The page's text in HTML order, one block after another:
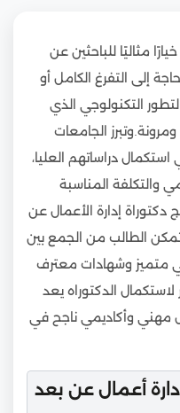
خيارًا مثاليًا للباحثين عن
إلى التفرغ الكامل أو
التكنولوجي الذي
الجامعات
دراساتهم العليا،
والتكلفة المناسبة
دكتوراة إدارة الأعمال عن
الطالب من الجمع بين
متميز وشهادات معترف
لاستكمال الدكتوراه يعد
مهني وأكاديمي ناجح في
أعمال عن بعد